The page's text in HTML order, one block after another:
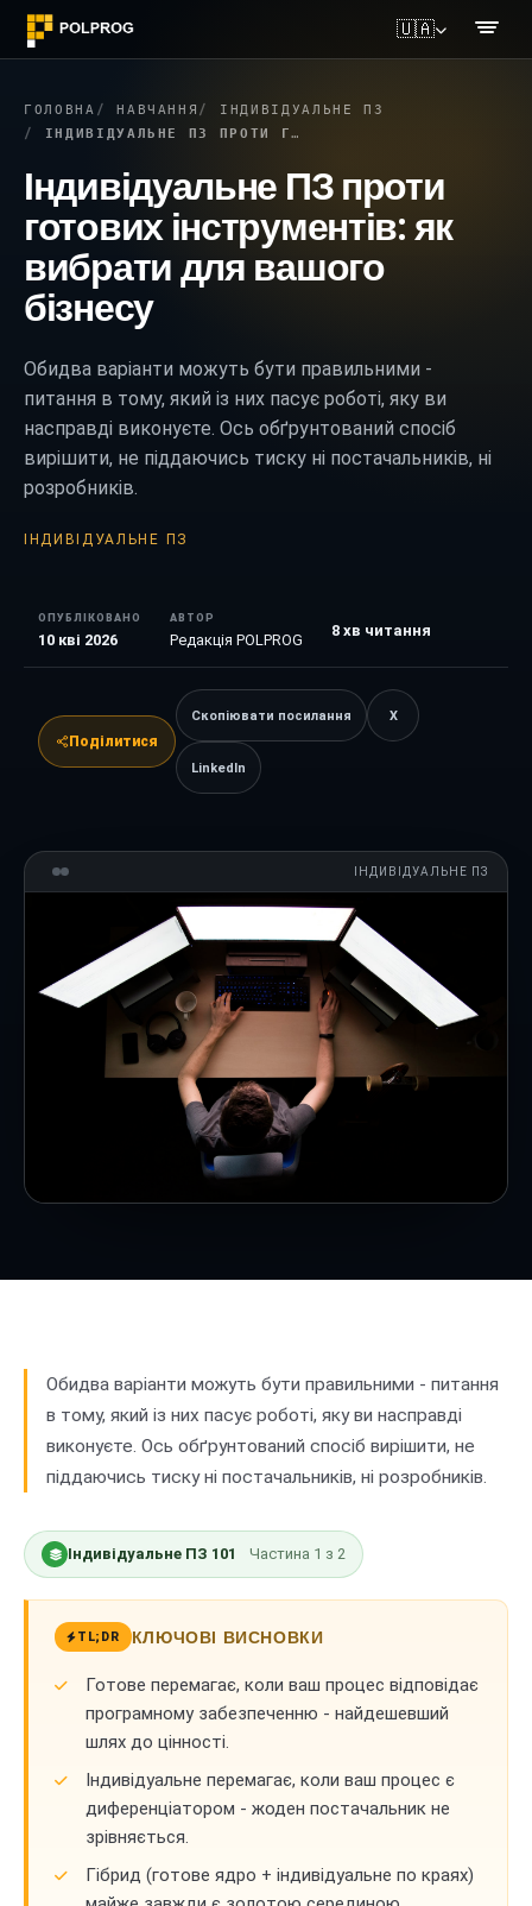
🇺🇦
ГОЛОВНА НАВЧАННЯ
ІНДИВІДУАЛЬНЕ ПЗ
ІНДИВІДУАЛЬНЕ ПЗ ПРОТИ ГОТОВИХ ІНСТРУМЕНТІВ: ЯК ВИБРАТИ ДЛЯ ВАШОГО БІЗНЕСУ
Індивідуальне ПЗ проти
готових інструментів: як
вибрати для вашого
бізнесу
Обидва варіанти можуть бути правильними -
питання в тому, який із них пасує роботі, яку ви
насправді виконуєте. Ось обґрунтований спосіб
вирішити, не піддаючись тиску ні постачальників, ні
розробників.
ІНДИВІДУАЛЬНЕ ПЗ
ОПУБЛІКОВАНО
10 кві 2026
АВТОР
Редакція POLPROG
8 хв читання
Поділитися
Скопіювати посилання X
LinkedIn
ІНДИВІДУАЛЬНЕ ПЗ
Обидва варіанти можуть бути правильними - питання
в тому, який із них пасує роботі, яку ви насправді
виконуєте. Ось обґрунтований спосіб вирішити, не
піддаючись тиску ні постачальників, ні розробників.
Індивідуальне ПЗ 101 Частина 1 з 2
TL;DR КЛЮЧОВІ ВИСНОВКИ
Готове перемагає, коли ваш процес відповідає
програмному забезпеченню - найдешевший
шлях до цінності.
Індивідуальне перемагає, коли ваш процес є
диференціатором - жоден постачальник не
зрівняється.
Гібрид (готове ядро + індивідуальне по краях)